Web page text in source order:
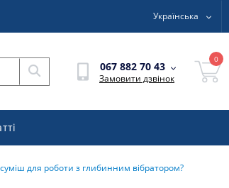
Українська
067 882 70 43
Замовити дзвінок
0
для роботи з глибинним вібратором?